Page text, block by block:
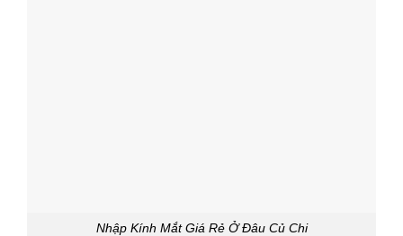
Nhập Kính Mắt Giá Rẻ Ở Đâu Củ Chi